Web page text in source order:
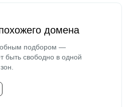
домена
подбором —
быть свободно в одной